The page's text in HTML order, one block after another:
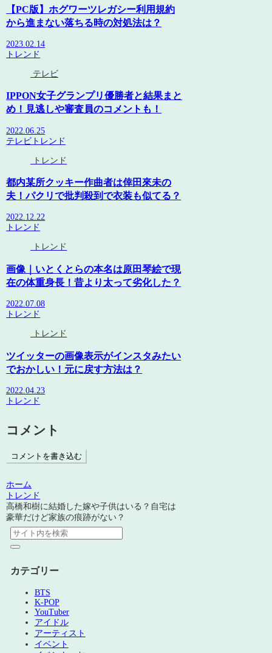
【PC版】ホグワーツレガシー利用規約
から進まない落ちる時の対処法は？
2023.02.14
トレンド
テレビ
IPPON女子グランプリ優勝者と結果まと
め！見逃しや審査員のコメントも！
2022.06.25
テレビ トレンド
トレンド
都内某所クッキー作曲者は倖田來未の
夫！パクリで批判殺到で衣装も似てる？
2022.12.22
トレンド
トレンド
画像｜いとくとらの本名は原田琴絵で現
在の体重身長！昔より太って劣化した？
2022.07.08
トレンド
トレンド
ツイッターの画像表示がインスタみたい
でおかしい！元に戻す方法は？
2022.04.23
トレンド
コメント
コメントを書き込む
ホーム
トレンド
高橋和樹に結婚した嫁や子供はいる？自宅は
豪華だけど家族の痕跡がない？
カテゴリー
BTS
K-POP
YouTuber
アイドル
アーティスト
イベント